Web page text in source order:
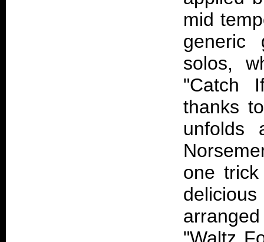
mid
generic
solos,
"Catch
thanks
unfolds
one